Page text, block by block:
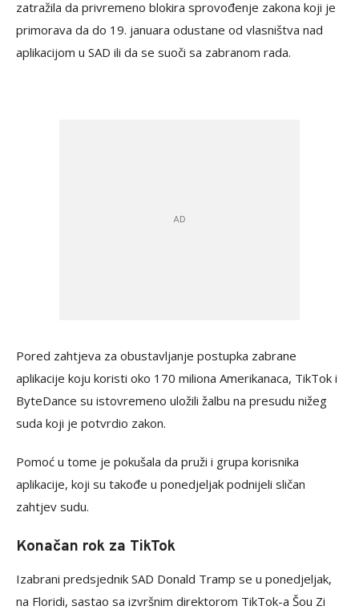
zatražila da privremeno blokira sprovođenje zakona koji je
primorava da do 19. januara odustane od vlasništva nad
aplikacijom u SAD ili da se suoči sa zabranom rada.
Pored zahtjeva za obustavljanje postupka zabrane
aplikacije koju koristi oko 170 miliona Amerikanaca, TikTok i
ByteDance su istovremeno uložili žalbu na presudu nižeg
suda koji je potvrdio zakon.
Pomoć u tome je pokušala da pruži i grupa korisnika
aplikacije, koji su takođe u ponedjeljak podnijeli sličan
zahtjev sudu.
Konačan rok za TikTok
Izabrani predsjednik SAD Donald Tramp se u ponedjeljak,
na Floridi, sastao sa izvršnim direktorom TikTok-a Šou Zi